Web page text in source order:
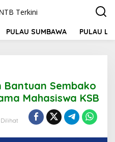
PULAU SUMBAWA PULAU
Bantuan Sembako
Mahasiswa KSB
Dilihat